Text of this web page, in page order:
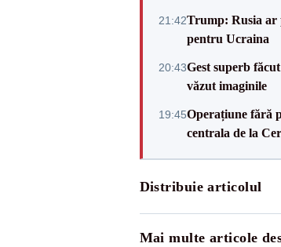
21:42Trump: Rusia ar
pentru Ucraina
20:43Gest superb
văzut imaginile
19:45Operațiune fără
centrala de la
Distribuie articolul
Mai multe articole